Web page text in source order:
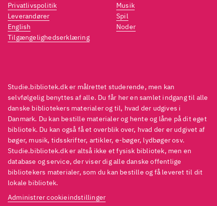
Studie.bibliotek.dk er målrettet studerende, men kan
selvfølgelig benyttes af alle. Du får her en samlet indgang til alle
danske bibliotekers materialer og til, hvad der udgives i
Danmark. Du kan bestille materialer og hente og låne på dit eget
bibliotek. Du kan også få et overblik over, hvad der er udgivet af
bøger, musik, tidsskrifter, artikler, e-bøger, lydbøger osv.
Studie.bibliotek.dk er altså ikke et fysisk bibliotek, men en
database og service, der viser dig alle danske offentlige
bibliotekers materialer, som du kan bestille og få leveret til dit
lokale bibliotek.
Administrer cookieindstillinger
Privatlivspolitik
Leverandører
English
Tilgængelighedserklæring
Musik
Spil
Noder